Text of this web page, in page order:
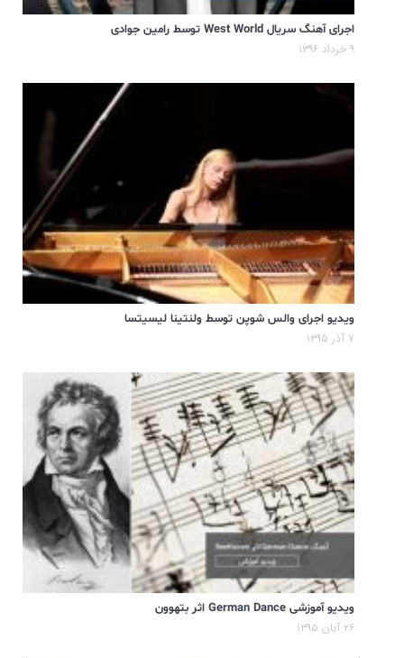
اجرای آهنگ سریال West World توسط رامین جوادی
۹ خرداد ۱۳۹۶
ویدیو اجرای والس شوپن توسط ولنتینا لیسیتسا
۷ آذر ۱۳۹۵
ویدیو آموزشی German Dance اثر بتهوون
۲۶ آبان ۱۳۹۵